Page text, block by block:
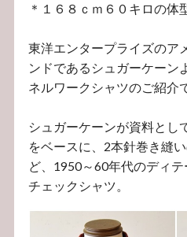
＊１６８ｃｍ６０キロの
東洋エンタープライズのア
ンドであるシュガーケー
ネルワークシャツのご紹介
シュガーケーンが資料とし
をベースに、2本針巻き縫
ど、1950～60年代のディ
チェックシャツ。